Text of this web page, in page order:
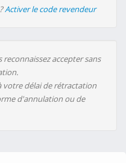
Activer le code revendeur
accepter sans
votre délai de rétractation
d'annulation ou de